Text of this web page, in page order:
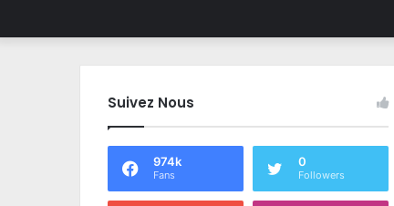
Suivez Nous
974k
Fans
0
Followers